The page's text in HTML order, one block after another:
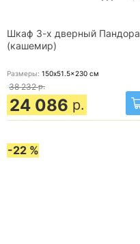
Шкаф 3-х дверный Пандора
(кашемир)
Размеры: 150x51.5x230 см
38 232 р.
24 086 р.
-22 %